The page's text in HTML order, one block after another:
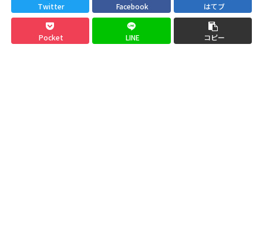
Twitter Facebook はてブ
Pocket LINE コピー